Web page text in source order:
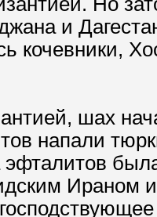
и
кочевники,
шах
напали
эфталитов
Ираном